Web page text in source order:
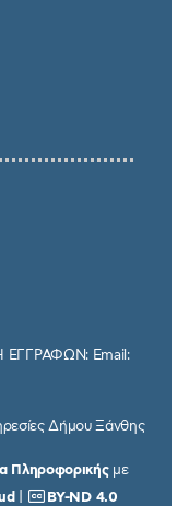
Email:
Δήμου Ξάνθης
Πληροφορικήςμε
BY-ND 4.0